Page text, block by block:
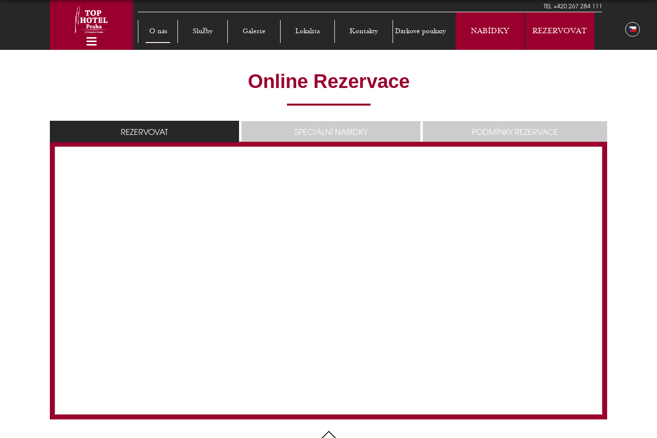
TEL+420 267 284 111
O nás Služby Galerie Lokalita Kontakty Dárkové poukazy NABÍDKY REZERVOVAT
Online Rezervace
REZERVOVAT SPECIÁLNÍ NABÍDKY PODMÍNKY REZERVACE